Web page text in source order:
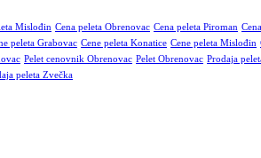
Mislođin Cena peleta Obrenovac Cena peleta Piroman
peleta Grabovac Cene peleta Konatice Cene peleta Mislođin
Pelet cenovnik Obrenovac Pelet Obrenovac Prodaja
peleta Zvečka